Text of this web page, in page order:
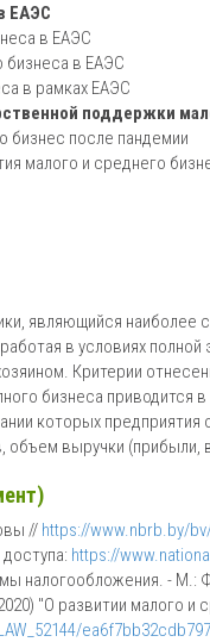
ЕАЭС
в ЕАЭС
бизнеса в ЕАЭС
в рамках ЕАЭС
поддержки
бизнес после пандемии
малого и среднего
являющийся
в условиях
Критерии
бизнеса приводится
которых предприятия
объем выручки (прибыли,
// https://www.nbrb.by/
https://
налогообложения. - М.:
"О развитии малого